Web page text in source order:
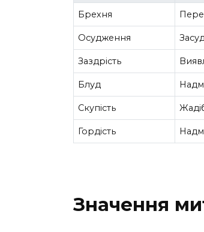
Брехня
Осудження
Заздрість
Блуд
Скупість
Гордість
Значення